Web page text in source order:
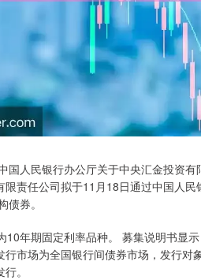
人民银行办公厅关于中央汇金投资有
责任公司拟于11月18日通过中国人
券。
年期固定利率品种。 募集说明书显
市场为全国银行间债券市场，发行对
。